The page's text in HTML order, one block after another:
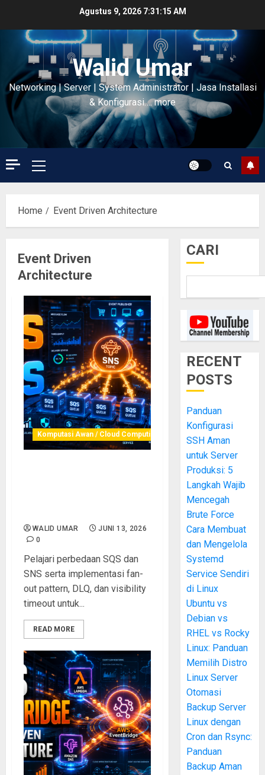
content
Agustus 9, 2026 7:31:15 AM
Walid Umar
Networking | Server | System Administrator | Jasa Installasi
& Konfigurasi…. more
Primary
Menu
Home Event Driven Architecture
Event Driven
Architecture
Komputasi Awan / Cloud Computing
WALID UMAR
JUNI 13, 2026
0
Pelajari perbedaan SQS dan
SNS serta implementasi fan-
out pattern, DLQ, dan visibility
timeout untuk...
READ MORE
CARI
RECENT
POSTS
Panduan
Konfigurasi
SSH Aman
untuk Server
Produksi: 5
Langkah Wajib
Mencegah
Brute Force
Cara Membuat
dan Mengelola
Systemd
Service Sendiri
di Linux
Ubuntu vs
Debian vs
RHEL vs Rocky
Linux: Panduan
Memilih Distro
Linux Server
Otomasi
Backup Server
Linux dengan
Cron dan Rsync:
Panduan
Backup Aman